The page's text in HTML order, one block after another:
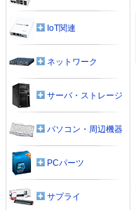
IoT関連
ネットワーク
サーバ・ストレージ
パソコン・周辺機器
PCパーツ
サプライ